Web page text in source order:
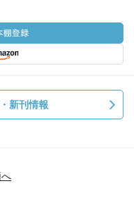
新刊情報